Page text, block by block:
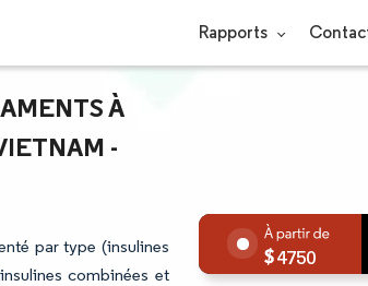
Rapports
À
-
par type (insulines
combinées et
4750